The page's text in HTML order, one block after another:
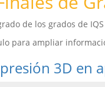
de los grados de
para ampliar
3D en